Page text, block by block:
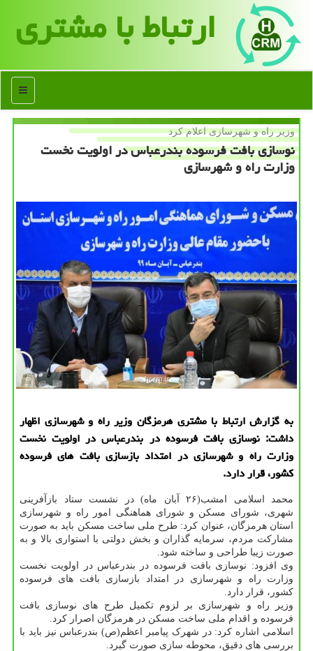
ارتباط با مشتری
منو
وزیر راه و شهرسازی اعلام كرد
نوسازی بافت فرسوده بندرعباس در اولویت نخست
وزارت راه و شهرسازی
به گزارش ارتباط با مشتری هرمزگان وزیر راه و شهرسازی اظهار
داشت: نوسازی بافت فرسوده در بندرعباس در اولویت نخست
وزارت راه و شهرسازی در امتداد بازسازی بافت های فرسوده
كشور، قرار دارد.
محمد اسلامی امشب(۲۶ آبان ماه) در نشست ستاد بازآفرینی
شهری، شورای مسکن و شورای هماهنگی امور راه و شهرسازی
استان هرمزگان، عنوان کرد: طرح ملی ساخت مسکن باید به صورت
مشارکت مردم، سرمایه گذاران و بخش دولتی با استواری بالا و به
صورت زیبا طراحی و ساخته شود.
وی افزود: نوسازی بافت فرسوده در بندرعباس در اولویت نخست
وزارت راه و شهرسازی در امتداد بازسازی بافت های فرسوده
کشور، قرار دارد.
وزیر راه و شهرسازی بر لزوم تکمیل طرح های نوسازی بافت
فرسوده و اقدام ملی ساخت مسکن در هرمزگان اصرار کرد.
اسلامی اشاره کرد: در شهرک پیامبر اعظم(ص) بندرعباس نیز باید با
بررسی های دقیق، محوطه سازی صورت گیرد.